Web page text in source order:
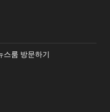
스룸 방문하기